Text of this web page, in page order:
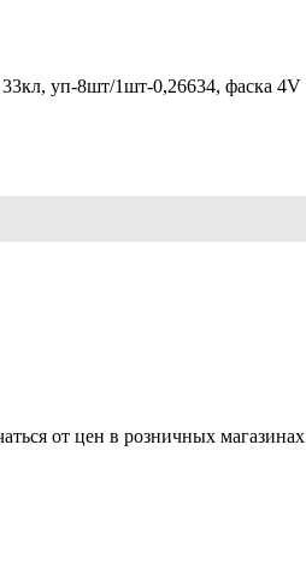
уп-8шт/1шт-0,26634, фаска 4V
от цен в розничных магазинах